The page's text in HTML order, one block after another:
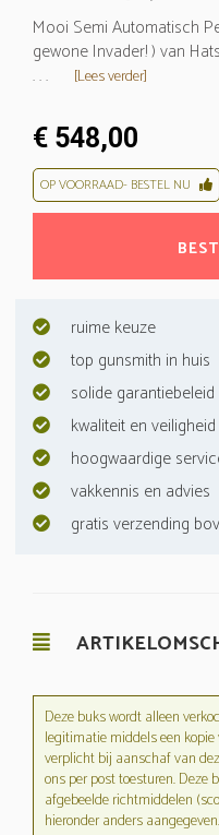
Mooi Semi Automatisch
gewone Invader! ) van
. . .
[Lees verder]
€ 548,00
OP VOORRAAD- BESTEL NU
ruime keuze
top gunsmith in huis
solide garantiebeleid
kwaliteit en
hoogwaardige
vakkennis en advies
gratis verzending
Deze buks wordt alleen
legitimatie middels een
verplicht bij aanschaf van
ons per post toesturen. Deze
afgebeelde richtmiddelen
hieronder anders aangegeven.